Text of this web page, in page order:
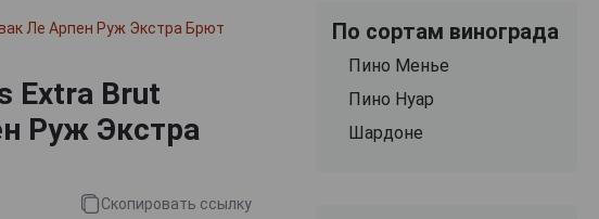
Ле Арпен Руж Экстра Брют
Extra Brut
Руж Экстра
Скопировать ссылку
По сортам винограда
Пино Менье
Пино Нуар
Шардоне